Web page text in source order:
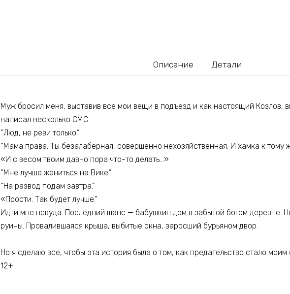
Описание Детали
Муж бросил меня, выставив все мои вещи в подъезд и как настоящий Козлов,
написал несколько СМС:
“Люд, не реви только.”
“Мама права. Ты безалаберная, совершенно нехозяйственная. И хамка к тому
«И с весом твоим давно пора что-то делать…»
“Мне лучше жениться на Вике.”
“На развод подам завтра.”
«Прости. Так будет лучше.”
Идти мне некуда. Последний шанс — бабушкин дом в забытой богом деревне.
руины. Провалившаяся крыша, выбитые окна, заросший бурьяном двор.
Но я сделаю все, чтобы эта история была о том, как предательство стало
12+